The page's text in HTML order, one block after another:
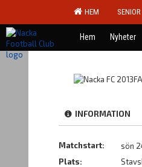
HEM SENIOR
Hem Nyheter
INFORMATION
Matchstart:
sön
Plats: